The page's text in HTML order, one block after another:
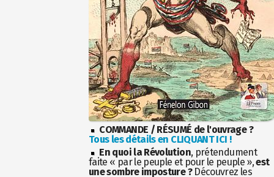
COMMANDE / RÉSUMÉ de l'ouvrage ?
Tous les détails en CLIQUANT ICI !
En quoi la Révolution, prétendument
faite « par le peuple et pour le peuple »,est
une sombre imposture ?Découvrez les